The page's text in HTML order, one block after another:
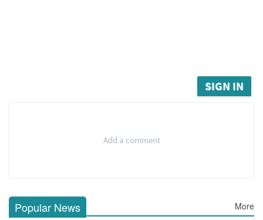
SIGN IN
Add a comment
Popular News More